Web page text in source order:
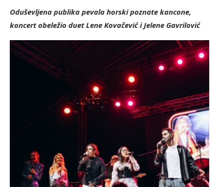
Oduševljena publika pevala horski poznate kancone,
koncert obeležio duet Lene Kovačević i Jelene Gavrilović